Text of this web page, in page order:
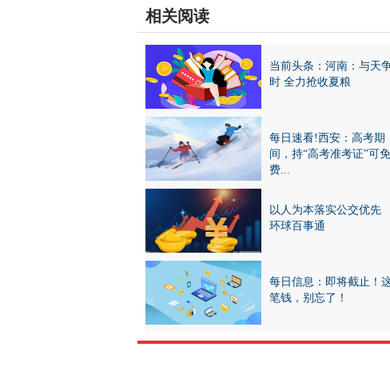
相关阅读
当前头条：河南：与天
时 全力抢收夏粮
每日速看!西安：高考期
间，持“高考准考证”可免
费...
以人为本落实公交优先
环球百事通
每日信息：即将截止！
笔钱，别忘了！